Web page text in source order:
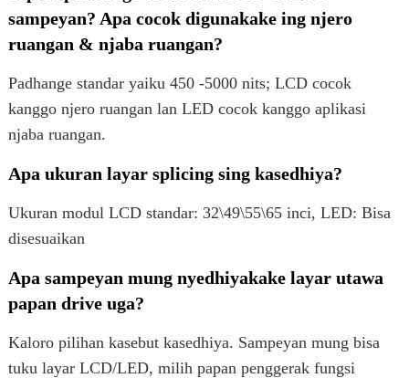
sampeyan? Apa cocok digunakake ing njero
ruangan & njaba ruangan?
Padhange standar yaiku 450 -5000 nits; LCD cocok
kanggo njero ruangan lan LED cocok kanggo aplikasi
njaba ruangan.
Apa ukuran layar splicing sing kasedhiya?
Ukuran modul LCD standar: 32\49\55\65 inci, LED: Bisa
disesuaikan
Apa sampeyan mung nyedhiyakake layar utawa
papan drive uga?
Kaloro pilihan kasebut kasedhiya. Sampeyan mung bisa
tuku layar LCD/LED, milih papan penggerak fungsi